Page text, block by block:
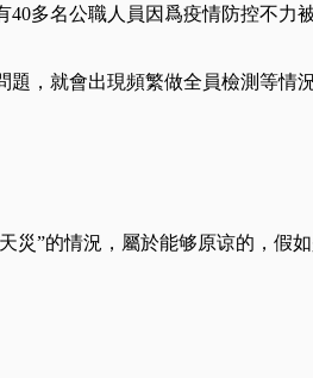
多名公職人員因爲疫情防控不力被
，就會出現頻繁做全員檢測等情
災”的情況，屬於能够原谅的，假